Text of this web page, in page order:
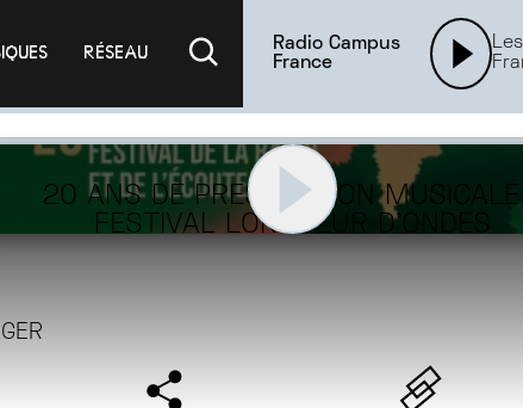
RÉSEAU
Radio Campus
France
20 ANS DE PRESCRIPTON
FESTIVAL LONGUEUR D'ONDES